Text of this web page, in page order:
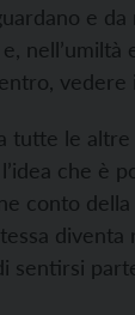
e
le
che è
conto
sentirsi